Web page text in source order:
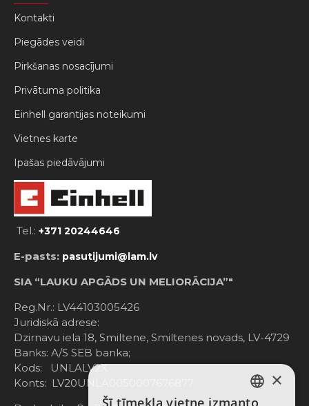
Kontakti
Piegādes veidi
Pirkšanas nosacījumi
Privātuma politika
Einhell garantijas noteikumi
Vietnes karte
Ipašas piedāvājumi
Tel.: +371 20244646
E-pasts: pasutijumi@lam.lv
SIA “LAUKU APGĀDS UN MELIORĀCIJA”"
Reg.Nr.: LV44103005426
Juridiskā adrese:
Dzirnavu iela 18, Smiltene, Smiltenes novads, LV-4729
Banks: A/S SEB banka;
Kods: UNLALV2X
Konts: LV20UNLA0050007676877
×
Šī tīmekļa vietne izmanto